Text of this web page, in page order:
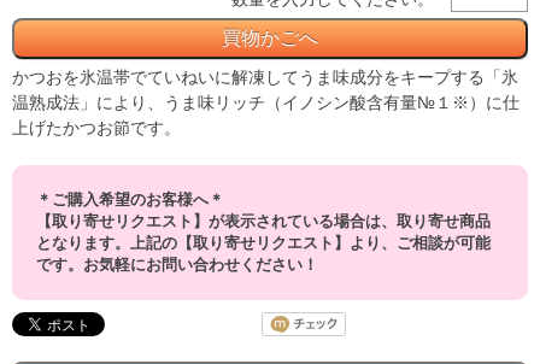
かつおを氷温帯でていねいに解凍してうま味成分をキープする「氷
温熟成法」により、うま味リッチ（イノシン酸含有量№１※）に仕
上げたかつお節です。
＊ご購入希望のお客様へ＊
【取り寄せリクエスト】が表示されている場合は、取り寄せ商品
となります。上記の【取り寄せリクエスト】より、ご相談が可能
です。お気軽にお問い合わせください！